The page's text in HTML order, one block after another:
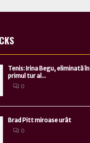
Tenis: Irina Begu, eliminată în
primul tur al...
0
Brad Pitt miroase urât
0